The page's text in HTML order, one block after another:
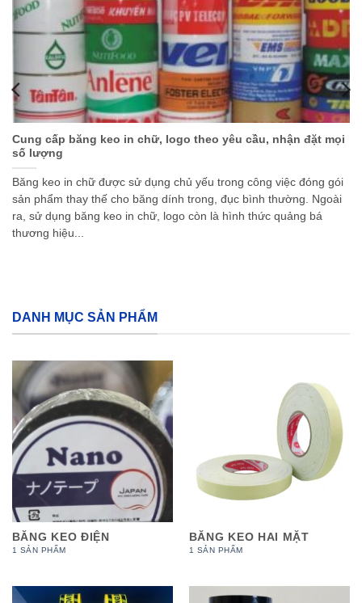
Cung cấp băng keo in chữ, logo theo yêu cầu, nhận đặt mọi
số lượng
Băng keo in chữ được sử dụng chủ yếu trong công việc đóng gói
sản phẩm thay thế cho băng dính trong, đục bình thường. Ngoài
ra, sử dụng băng keo in chữ, logo còn là hình thức quảng bá
thương hiệu...
DANH MỤC SẢN PHẨM
BĂNG KEO ĐIỆN
1 SẢN PHẨM
BĂNG KEO HAI MẶT
1 SẢN PHẨM